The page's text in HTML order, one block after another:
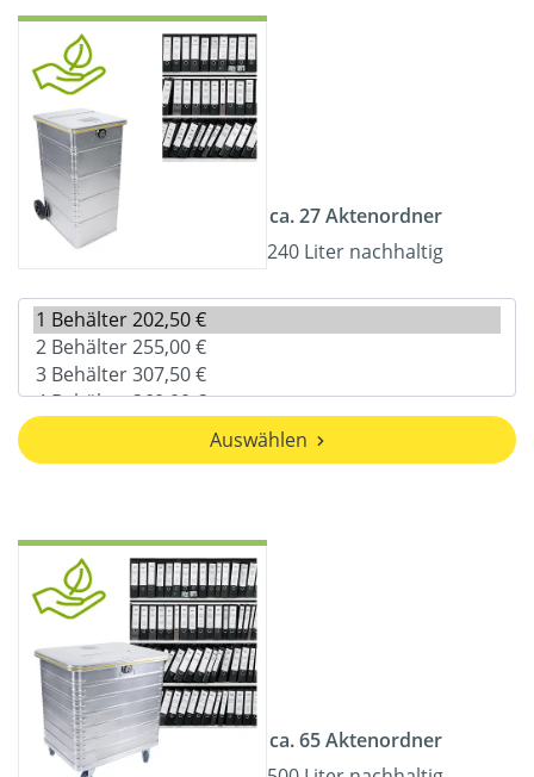
ca. 27 Aktenordner
240 Liter nachhaltig
Auswählen
ca. 65 Aktenordner